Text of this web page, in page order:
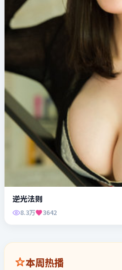
逆光法则
8.3万 3642
本周热播